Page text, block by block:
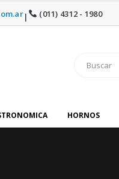
| (011) 4312 - 1980
HORNOS